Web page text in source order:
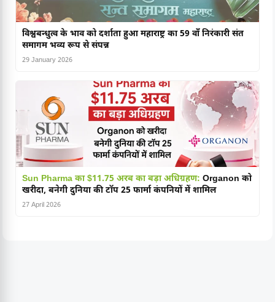
विश्वबन्धुत्व के भाव को दर्शाता हुआ महाराष्ट्र का 59 वाँ निरंकारी संत
समागम भव्य रूप से संपन्न
29 January 2026
Sun Pharma का $11.75 अरब का बड़ा अधिग्रहण: Organon को
खरीदा, बनेगी दुनिया की टॉप 25 फार्मा कंपनियों में शामिल
27 April 2026